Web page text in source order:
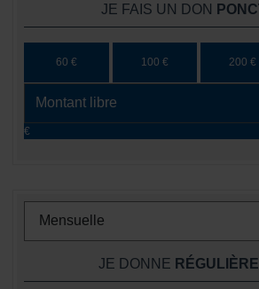
JE FAIS UN DON
60 € 100 € 200 €
€
JE DONNE